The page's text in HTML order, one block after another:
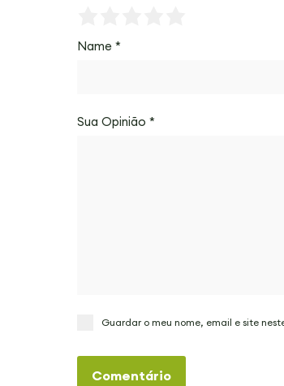
Name *
Sua Opinião *
Guardar o meu nome, email e site
Comentário